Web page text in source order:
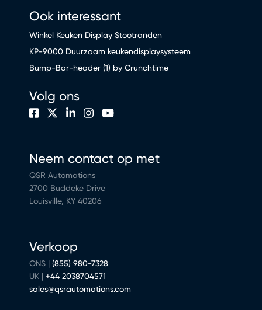
Ook interessant
Winkel Keuken Display Stootranden
KP-9000 Duurzaam keukendisplaysysteem
Bump-Bar-header (1) by Crunchtime
Neem contact op met
QSR Automations
2700 Buddeke Drive
Louisville, KY 40206
Verkoop
ONS | (855) 980-7328
UK | +44 2038704571
sales@qsrautomations.com
Volg ons